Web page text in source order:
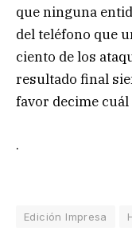
que ninguna
del teléfono que
ciento de los
resultado final
favor decime cuál
.
Edición Impresa